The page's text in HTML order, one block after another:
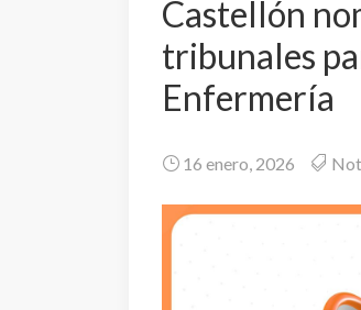
Castellón
tribunales
Enfermería
16 enero, 2026